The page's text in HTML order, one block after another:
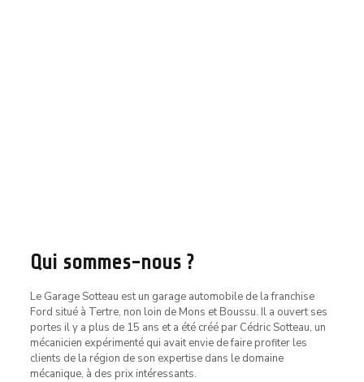
Qui sommes-nous ?
Le Garage Sotteau est un garage automobile de la franchise
Ford situé à Tertre, non loin de Mons et Boussu. Il a ouvert ses
portes il y a plus de 15 ans et a été créé par Cédric Sotteau, un
mécanicien expérimenté qui avait envie de faire profiter les
clients de la région de son expertise dans le domaine
mécanique, à des prix intéressants.